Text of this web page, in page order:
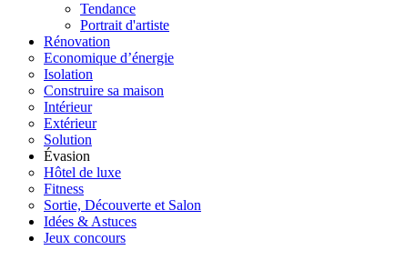
Tendance
Portrait d'artiste
Rénovation
Economique d’énergie
Isolation
Construire sa maison
Intérieur
Extérieur
Solution
Évasion
Hôtel de luxe
Fitness
Sortie, Découverte et Salon
Idées & Astuces
Jeux concours